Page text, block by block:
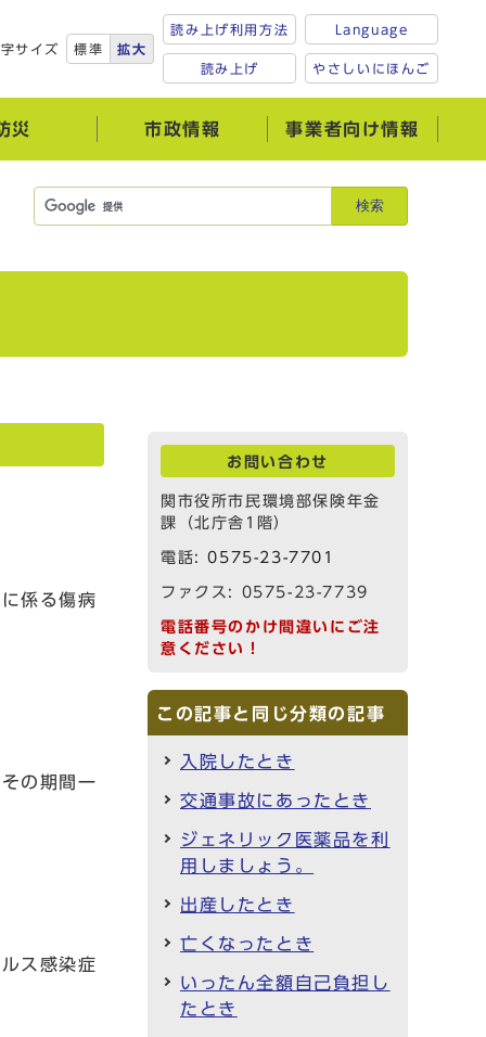
サイズ 標準 拡大
読み上げ利用方法
読み上げ
Language
やさしいにほんご
災 市政情報 事業者向け情報
検索
係る傷病
の期間一
ス感染症
お問い合わせ
関市役所市民環境部保険年金
課（北庁舎1階）
電話:0575-23-7701
ファクス: 0575-23-7739
電話番号のかけ間違いにご注
意ください！
この記事と同じ分類の記事
入院したとき
交通事故にあったとき
ジェネリック医薬品を利
用しましょう。
出産したとき
亡くなったとき
いったん全額自己負担し
たとき